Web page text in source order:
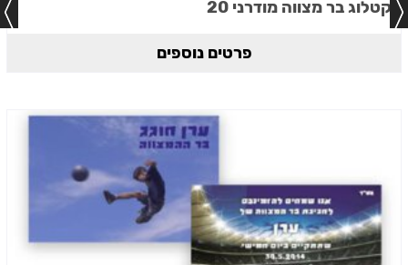
קטלוג בר מצווה מודרני 20
פרטים נוספים